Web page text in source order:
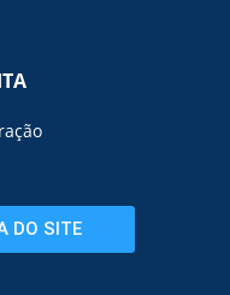
DO SITE